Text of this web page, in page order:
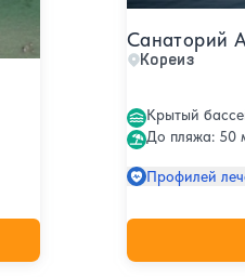
Санаторий
Кореиз
Крытый
До пляжа: 50
Профилей